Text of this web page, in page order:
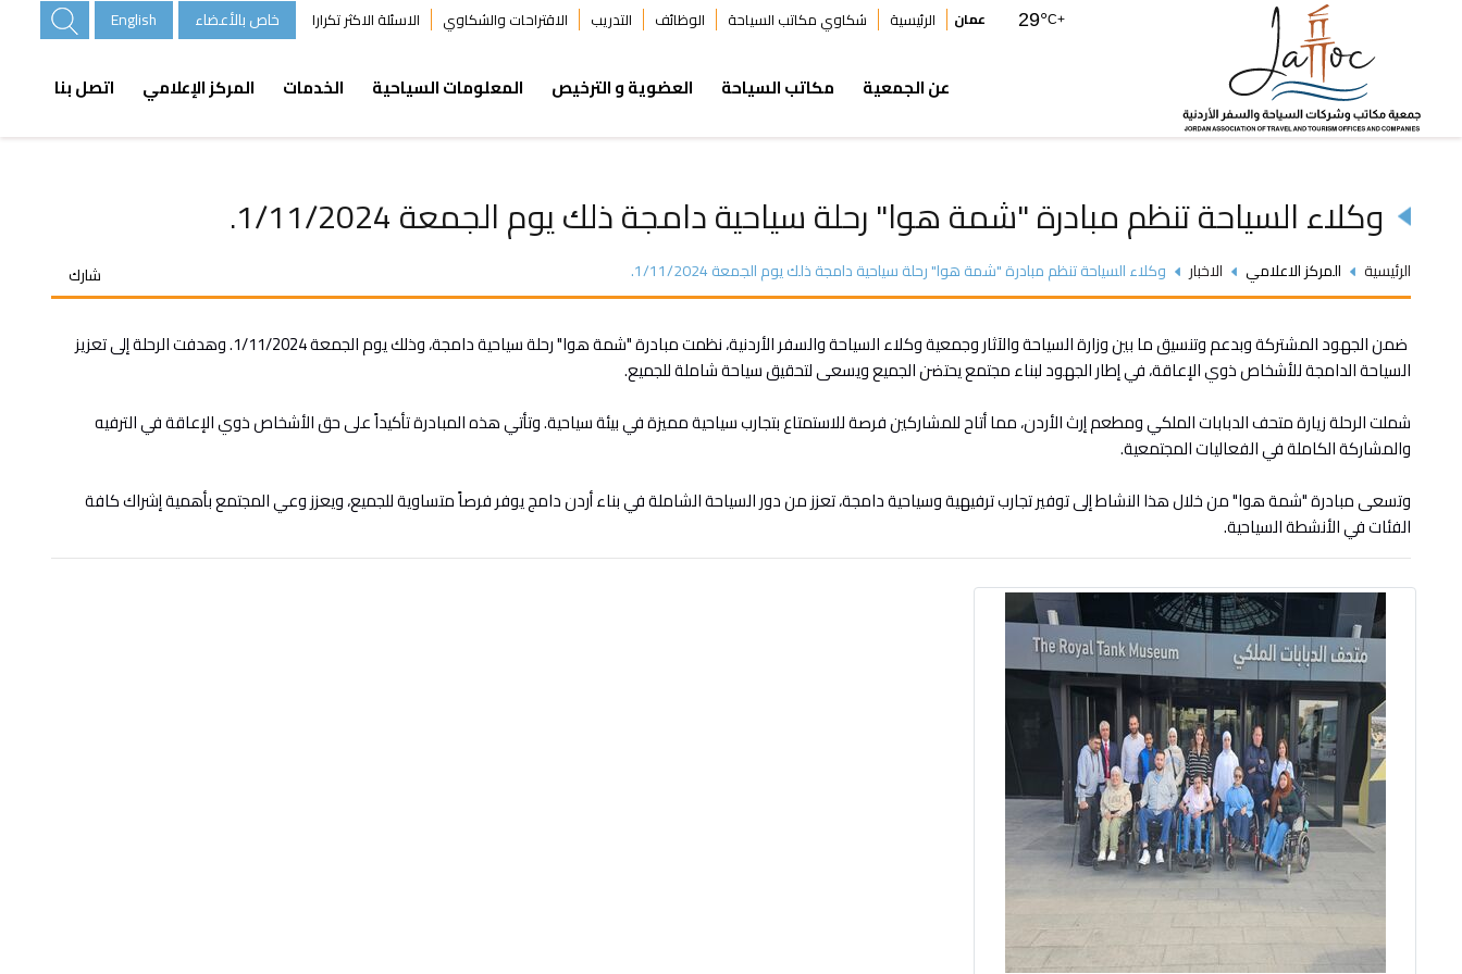
عمان +
29°C الرئيسية شكاوي مكاتب السياحة الوظائف التدريب الاقتراحات والشكاوي الاسئلة الاكثر تكرارا خاص بالأعضاء English
عن الجمعية مكاتب السياحة العضوية و الترخيص المعلومات السياحية الخدمات المركز الإعلامي اتصل بنا
وكلاء السياحة تنظم مبادرة "شمة هوا" رحلة سياحية دامجة ذلك يوم الجمعة 1/11/2024.
الرئيسية المركز الاعلامي الاخبار وكلاء السياحة تنظم مبادرة "شمة هوا" رحلة سياحية دامجة ذلك يوم الجمعة 1/11/2024. شارك
ضمن الجهود المشتركة وبدعم وتنسيق ما بين وزارة السياحة والآثار وجمعية وكلاء السياحة والسفر الأردنية، نظمت مبادرة "شمة هوا" رحلة سياحية دامجة، وذلك يوم الجمعة 1/11/2024. وهدفت الرحلة إلى تعزيز
السياحة الدامجة للأشخاص ذوي الإعاقة، في إطار الجهود لبناء مجتمع يحتضن الجميع ويسعى لتحقيق سياحة شاملة للجميع.
شملت الرحلة زيارة متحف الدبابات الملكي ومطعم إرث الأردن، مما أتاح للمشاركين فرصة للاستمتاع بتجارب سياحية مميزة في بيئة سياحية. وتأتي هذه المبادرة تأكيداً على حق الأشخاص ذوي الإعاقة في الترفيه
والمشاركة الكاملة في الفعاليات المجتمعية.
وتسعى مبادرة "شمة هوا" من خلال هذا النشاط إلى توفير تجارب ترفيهية وسياحية دامجة، تعزز من دور السياحة الشاملة في بناء أردن دامج يوفر فرصاً متساوية للجميع، ويعزز وعي المجتمع بأهمية إشراك كافة
الفئات في الأنشطة السياحية.